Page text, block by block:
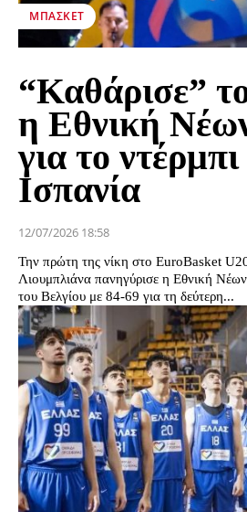
ΜΠΆΣΚΕΤ
“Καθάρισε”
η Εθνική
για το
Ισπανία
12/07/2026 18:58
Την πρώτη της νίκη στο EuroBasket U20
Λιουμπλιάνα πανηγύρισε η Εθνική
του Βελγίου με 84-69 για τη δεύτερη...